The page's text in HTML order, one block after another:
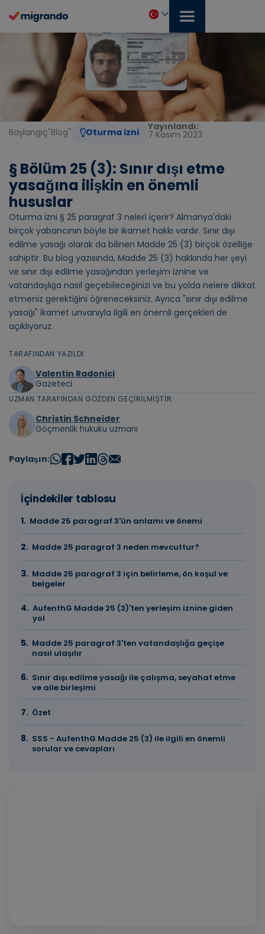
geç
Türkçe
Başlangıç"Blog" Oturma izni Yayınlandı:
7 Kasım 2023
§ Bölüm 25 (3): Sınır dışı etme
yasağına ilişkin en önemli
hususlar
Oturma izni § 25 paragraf 3 neleri içerir? Almanya'daki
birçok yabancının böyle bir ikamet hakkı vardır. Sınır dışı
edilme yasağı olarak da bilinen Madde 25 (3) birçok özelliğe
sahiptir. Bu blog yazısında, Madde 25 (3) hakkında her şeyi
ve sınır dışı edilme yasağından yerleşim iznine ve
vatandaşlığa nasıl geçebileceğinizi ve bu yolda nelere dikkat
etmeniz gerektiğini öğreneceksiniz. Ayrıca "sınır dışı edilme
yasağı" ikamet unvanıyla ilgili en önemli gerçekleri de
açıklıyoruz.
TARAFINDAN YAZILDI:
Valentin Radonici
Gazeteci
UZMAN TARAFINDAN GÖZDEN GEÇIRILMIŞTIR:
Christin Schneider
Göçmenlik hukuku uzmanı
Paylaşın:
İçindekiler tablosu
Madde 25 paragraf 3'ün anlamı ve önemi
Madde 25 paragraf 3 neden mevcuttur?
Madde 25 paragraf 3 için belirleme, ön koşul ve
belgeler
AufenthG Madde 25 (3)'ten yerleşim iznine giden
yol
Madde 25 paragraf 3'ten vatandaşlığa geçişe
nasıl ulaşılır
Sınır dışı edilme yasağı ile çalışma, seyahat etme
ve aile birleşimi
Özet
SSS - AufenthG Madde 25 (3) ile ilgili en önemli
sorular ve cevapları